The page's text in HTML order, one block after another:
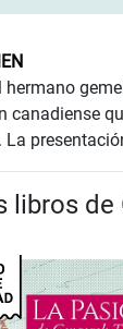
hermano
canadiense
La
libros de